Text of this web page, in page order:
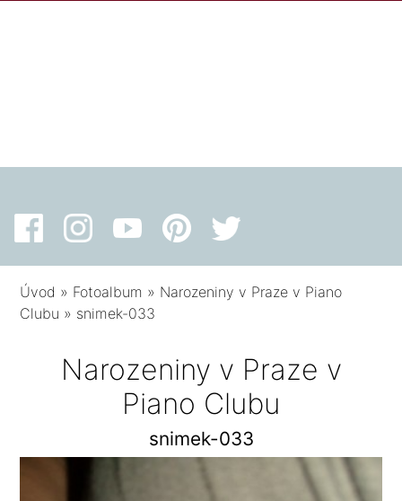
Úvod » Fotoalbum » Narozeniny v Praze v Piano
Clubu » snimek-033
Narozeniny v Praze v
Piano Clubu
snimek-033